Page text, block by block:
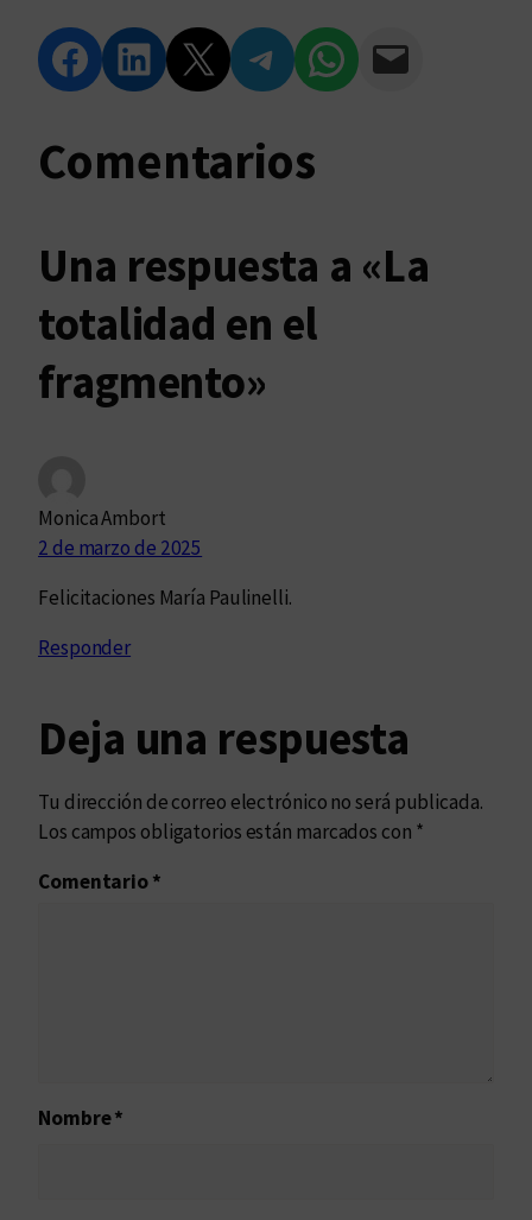
Compartir en Facebook Compartir en LinkedIn Compartir en Twitter Compartir en Telegram Compartir en WhatsApp Compartir vía Email
Comentarios
Una respuesta a «La
totalidad en el
fragmento»
Monica Ambort
2 de marzo de 2025
Felicitaciones María Paulinelli.
Responder
Deja una respuesta
Tu dirección de correo electrónico no será publicada.
Los campos obligatorios están marcados con *
Comentario*
Nombre*